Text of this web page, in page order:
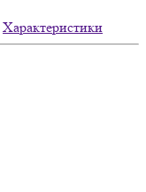
Характеристики